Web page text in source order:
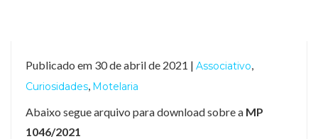
Publicado em 30 de abril de 2021 | Associativo,
Curiosidades, Motelaria
Abaixo segue arquivo para download sobre a MP
1046/2021